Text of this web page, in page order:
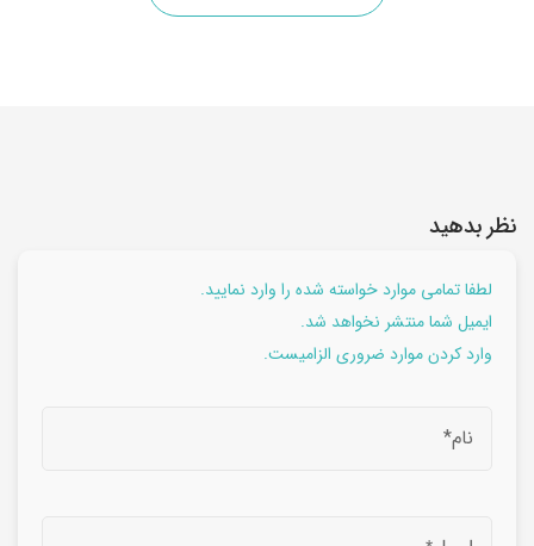
نظر بدهید
لطفا تمامی موارد خواسته شده را وارد نمایید.
ایمیل شما منتشر نخواهد شد.
وارد کردن موارد ضروری الزامیست.